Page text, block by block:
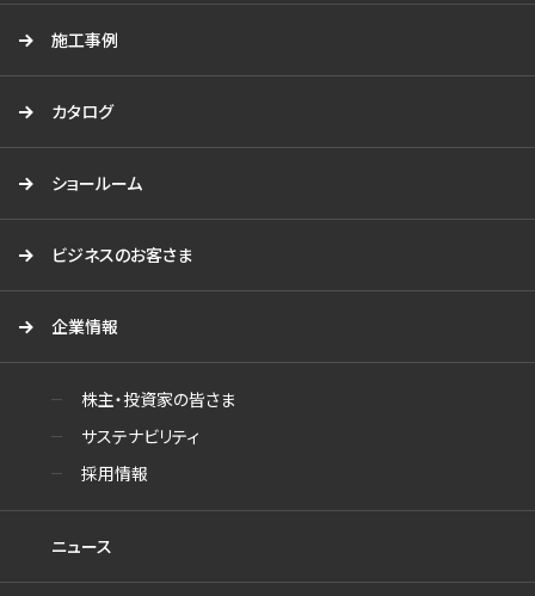
施工事例
カタログ
ショールーム
ビジネスのお客さま
企業情報
株主・投資家の皆さま
サステナビリティ
採用情報
ニュース